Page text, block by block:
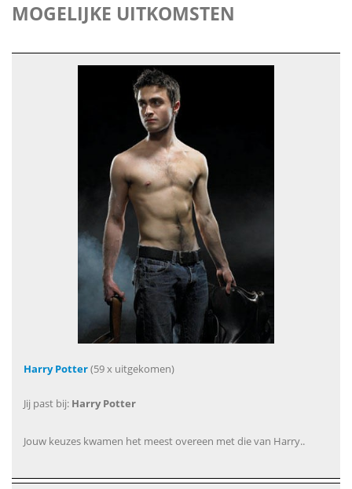
MOGELIJKE UITKOMSTEN
Harry Potter(59 x uitgekomen)
Jij past bij: Harry Potter
Jouw keuzes kwamen het meest overeen met die van Harry..